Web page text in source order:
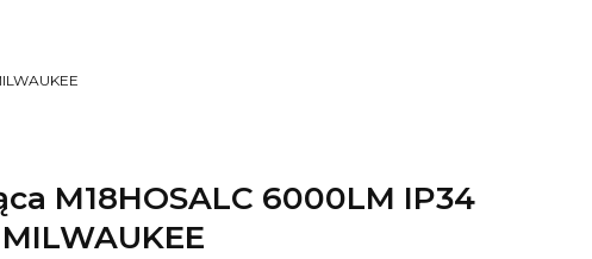
M18HOSALC 6000LM IP34